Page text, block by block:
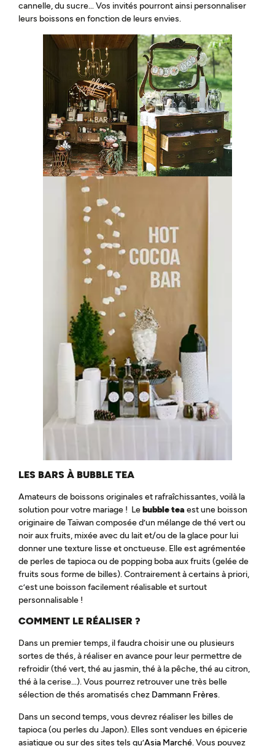
cannelle, du sucre… Vos invités pourront ainsi personnaliser
leurs boissons en fonction de leurs envies.
LES BARS À BUBBLE TEA
Amateurs de boissons originales et rafraîchissantes, voilà la
solution pour votre mariage ! Lebubble tea est une boisson
originaire de Taïwan composée d’un mélange de thé vert ou
noir aux fruits, mixée avec du lait et/ou de la glace pour lui
donner une texture lisse et onctueuse. Elle est agrémentée
de perles de tapioca ou de popping boba aux fruits (gelée de
fruits sous forme de billes). Contrairement à certains à priori,
c’est une boisson facilement réalisable et surtout
personnalisable !
COMMENT LE RÉALISER ?
Dans un premier temps, il faudra choisir une ou plusieurs
sortes de thés, à réaliser en avance pour leur permettre de
refroidir (thé vert, thé au jasmin, thé à la pêche, thé au citron,
thé à la cerise…). Vous pourrez retrouver une très belle
sélection de thés aromatisés chez Dammann Frères.
Dans un second temps, vous devrez réaliser les billes de
tapioca (ou perles du Japon). Elles sont vendues en épicerie
asiatique ou sur des sites tels qu’Asia Marché. Vous pouvez